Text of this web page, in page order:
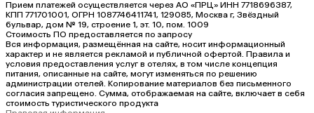
Прием платежей осуществляется через АО «ПРЦ» ИНН 7718696387,
КПП 771701001, ОГРН 1087746411741, 129085, Москва г, Звёздный
бульвар, дом № 19, строение 1, эт. 10, пом. 1009
Стоимость ПО предоставляется по запросу
Вся информация, размещённая на сайте, носит информационный
характер и не является рекламой и публичной офертой. Правила и
условия предоставления услуг в отелях, в том числе концепция
питания, описанные на сайте, могут изменяться по решению
администрации отелей. Копирование материалов без письменного
согласия запрещено. Сумма, отображаемая на сайте, включает в себя
стоимость туристического продукта